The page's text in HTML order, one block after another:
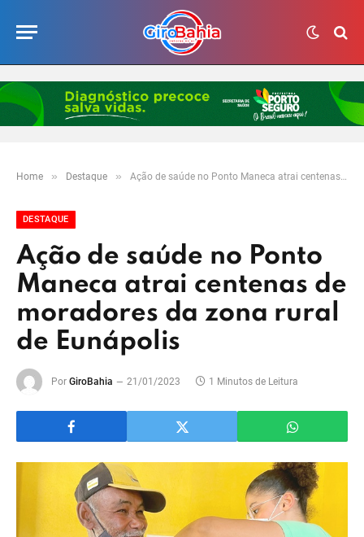
Home » Destaque » Ação de saúde no Ponto Maneca atrai centenas de moradores da zona rural de Eunápolis
DESTAQUE
Ação de saúde no Ponto
Maneca atrai centenas de
moradores da zona rural
de Eunápolis
Por GiroBahia 21/01/2023 1 Minutos de Leitura